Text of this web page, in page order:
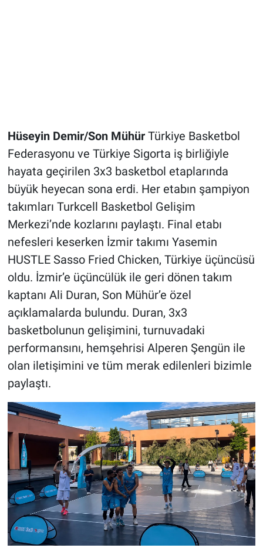
Hüseyin Demir/Son Mühür Türkiye Basketbol
Federasyonu ve Türkiye Sigorta iş birliğiyle
hayata geçirilen 3x3 basketbol etaplarında
büyük heyecan sona erdi. Her etabın şampiyon
takımları Turkcell Basketbol Gelişim
Merkezi’nde kozlarını paylaştı. Final etabı
nefesleri keserken İzmir takımı Yasemin
HUSTLE Sasso Fried Chicken, Türkiye üçüncüsü
oldu. İzmir’e üçüncülük ile geri dönen takım
kaptanı Ali Duran, Son Mühür’e özel
açıklamalarda bulundu. Duran, 3x3
basketbolunun gelişimini, turnuvadaki
performansını, hemşehrisi Alperen Şengün ile
olan iletişimini ve tüm merak edilenleri bizimle
paylaştı.